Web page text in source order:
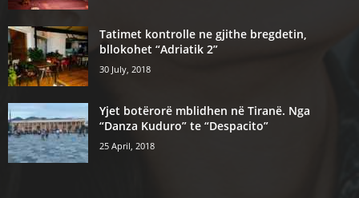
Tatimet kontrolle ne gjithe bregdetin,
bllokohet “Adriatik 2”
30 July, 2018
Yjet botërorë mblidhen në Tiranë. Nga
“Danza Kuduro” te “Despacito”
25 April, 2018